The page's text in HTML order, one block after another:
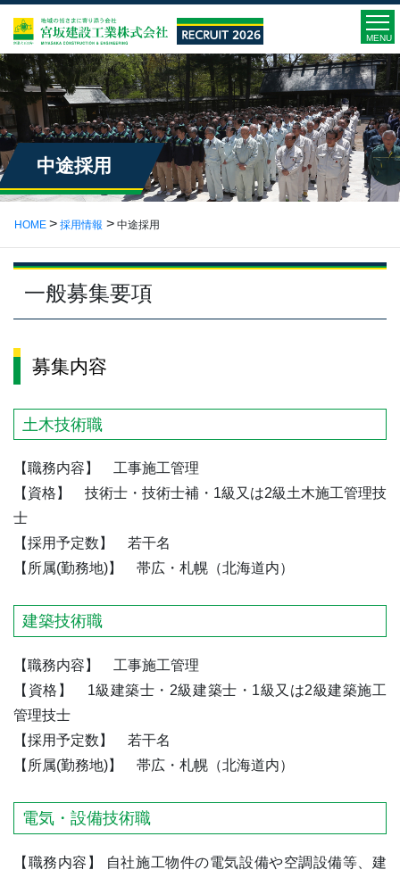
MENU
中途採用
HOME 採用情報 中途採用
一般募集要項
募集内容
土木技術職
【職務内容】 工事施工管理
【資格】 技術士・技術士補・1級又は2級土木施工管理技
士
【採用予定数】 若干名
【所属(勤務地)】 帯広・札幌（北海道内）
建築技術職
【職務内容】 工事施工管理
【資格】 1級建築士・2級建築士・1級又は2級建築施工
管理技士
【採用予定数】 若干名
【所属(勤務地)】 帯広・札幌（北海道内）
電気・設備技術職
【職務内容】 自社施工物件の電気設備や空調設備等、建